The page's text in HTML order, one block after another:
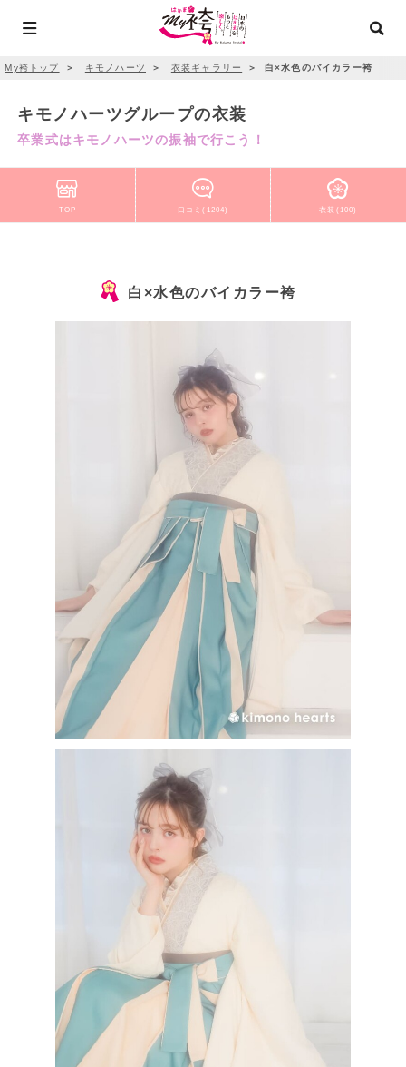
My袴トップ ＞ キモノハーツ ＞ 衣装ギャラリー ＞ 白×水色のバイカラー袴
キモノハーツグループの衣装
卒業式はキモノハーツの振袖で行こう！
TOP 口コミ(1204) 衣装(100)
白×水色のバイカラー袴